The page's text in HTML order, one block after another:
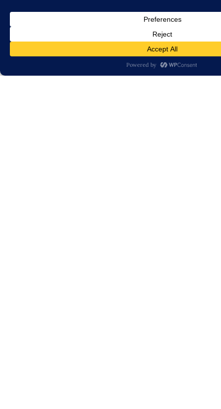
Coherencia emocional
Y comprendió que el amor no es urgencia.